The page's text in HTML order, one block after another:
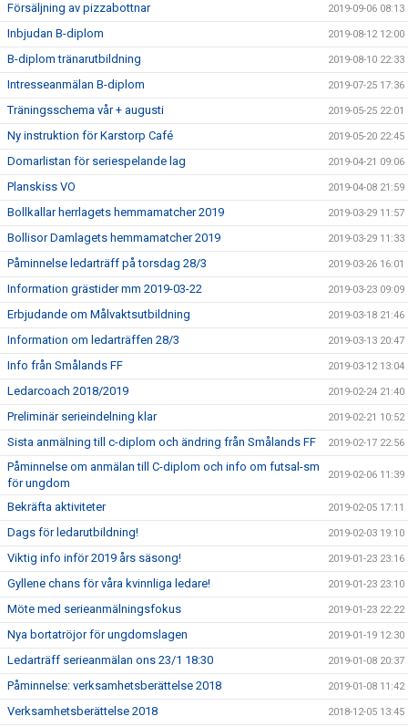
Försäljning av pizzabottnar 2019-09-06 08:13
Inbjudan B-diplom 2019-08-12 12:00
B-diplom tränarutbildning 2019-08-10 22:33
Intresseanmälan B-diplom 2019-07-25 17:36
Träningsschema vår + augusti 2019-05-25 22:01
Ny instruktion för Karstorp Café 2019-05-20 22:45
Domarlistan för seriespelande lag 2019-04-21 09:06
Planskiss VO 2019-04-08 21:59
Bollkallar herrlagets hemmamatcher 2019 2019-03-29 11:57
Bollisor Damlagets hemmamatcher 2019 2019-03-29 11:33
Påminnelse ledarträff på torsdag 28/3 2019-03-26 16:01
Information grästider mm 2019-03-22 2019-03-23 09:09
Erbjudande om Målvaktsutbildning 2019-03-18 21:46
Information om ledarträffen 28/3 2019-03-13 20:47
Info från Smålands FF 2019-03-12 13:04
Ledarcoach 2018/2019 2019-02-24 21:40
Preliminär serieindelning klar 2019-02-21 10:52
Sista anmälning till c-diplom och ändring från Smålands FF 2019-02-17 22:56
Påminnelse om anmälan till C-diplom och info om futsal-sm
för ungdom
2019-02-06 11:39
Bekräfta aktiviteter 2019-02-05 17:11
Dags för ledarutbildning! 2019-02-03 19:10
Viktig info inför 2019 års säsong! 2019-01-23 23:16
Gyllene chans för våra kvinnliga ledare! 2019-01-23 23:10
Möte med serieanmälningsfokus 2019-01-23 22:22
Nya bortatröjor för ungdomslagen 2019-01-19 12:30
Ledarträff serieanmälan ons 23/1 18:30 2019-01-08 20:37
Påminnelse: verksamhetsberättelse 2018 2019-01-08 11:42
Verksamhetsberättelse 2018 2018-12-05 13:45